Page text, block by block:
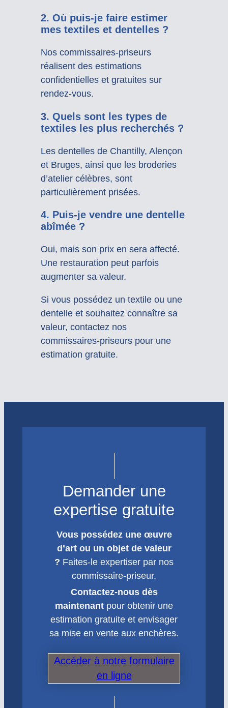
2. Où puis-je faire estimer
mes textiles et dentelles ?
Nos commissaires-priseurs
réalisent des estimations
confidentielles et gratuites sur
rendez-vous.
3. Quels sont les types de
textiles les plus recherchés ?
Les dentelles de Chantilly, Alençon
et Bruges, ainsi que les broderies
d’atelier célèbres, sont
particulièrement prisées.
4. Puis-je vendre une dentelle
abîmée ?
Oui, mais son prix en sera affecté.
Une restauration peut parfois
augmenter sa valeur.
Si vous possédez un textile ou une
dentelle et souhaitez connaître sa
valeur, contactez nos
commissaires-priseurs pour une
estimation gratuite.
Demander une
expertise gratuite
Vous possédez une œuvre
d’art ou un objet de valeur
? Faites-le expertiser par nos
commissaire-priseur.
Contactez-nous dès
maintenant pour obtenir une
estimation gratuite et envisager
sa mise en vente aux enchères.
Accéder à notre formulaire
en ligne